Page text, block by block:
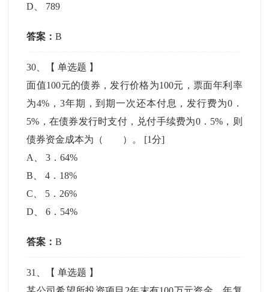
D
789
答案：B
30 、【单选题 】
面值100元的债券，发行价格为100元，票面年利率
为4%，3年期，到期一次还本付息，发行费为0．
5%，在债券发行时支付，兑付手续费为0．5%，则
债券资金成本为（ ）。 [1分]
A
、3．64%
B 、4．18%
C
5．26%
D 、6．54%
答案：B
31 、【单选题 】